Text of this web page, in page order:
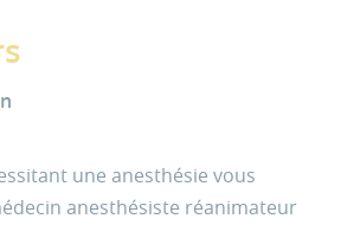
une anesthésie vous
anesthésiste réanimateur